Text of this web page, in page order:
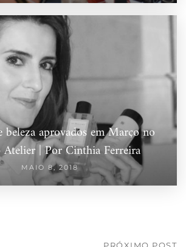
aprovados em Março no
| Por Cinthia Ferreira
MAIO 8, 2018